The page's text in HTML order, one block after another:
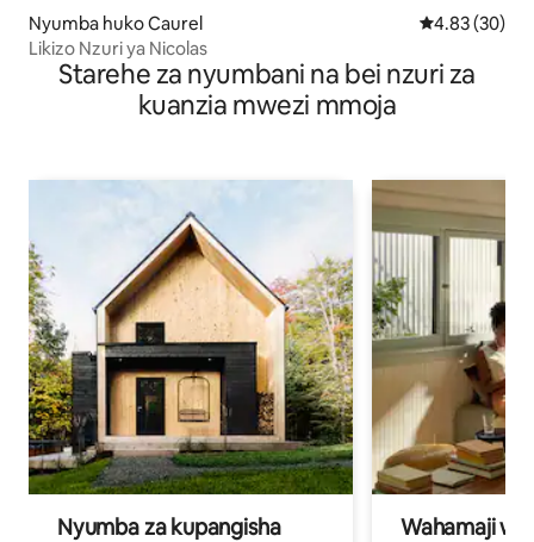
Nyumba huko Caurel Ukadiriaji wa
4.83 (30)
Likizo Nzuri ya Nicolas
Starehe za nyumbani na bei nzuri za
kuanzia mwezi mmoja
Nyumba za kupangisha
Wahamaji